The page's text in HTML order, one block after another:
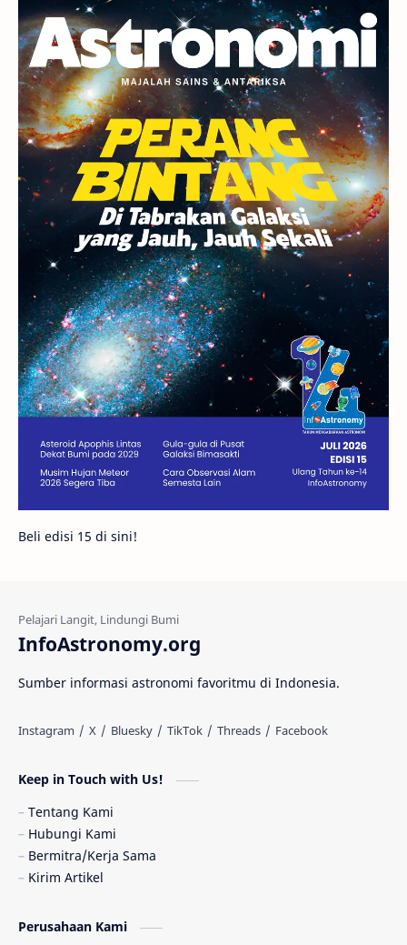
Planet Kerdil Bumi Pengetahuan
Berita Hujan Meteor Satelit Alami
Rasi Bintang Teleskop Saturnus
GBT 2018 UFO Advertorial
Astrofotografi
Stasiun Luar Angkasa Internasional
Gugus Bintang Menarik Dibaca
Venus Pluto Galaksi Kerdil
Gambar Harian Titan
Bintang Neutron Hubble Tips
Juno Bintang Biner
Fakta Galaksi Spiral
Gerhana Matahari
Quasar
Ulasan
Gelombang Gravitasi
Beli edisi 15 di sini!
InfoAstronomy.org
Sumber informasi astronomi favoritmu di Indonesia.
Keep in Touch with Us!
Tentang Kami
Hubungi Kami
Bermitra/Kerja Sama
Kirim Artikel
Perusahaan Kami